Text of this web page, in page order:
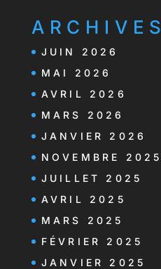
ARCHIVES
JUIN 2026
MAI 2026
AVRIL 2026
MARS 2026
JANVIER 2026
NOVEMBRE 2025
JUILLET 2025
AVRIL 2025
MARS 2025
FÉVRIER 2025
JANVIER 2025